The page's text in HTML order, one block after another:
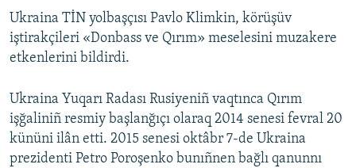
Ukraina TİN yolbaşçısı Pavlo Klimkin, körüşüv
iştirakçileri «Donbass ve Qırım» meselesini muzakere
etkenlerini bildirdi.
Ukraina Yuqarı Radası Rusiyeniñ vaqtınca Qırım
işğaliniñ resmiy başlanğıçı olaraq 2014 senesi fevral 20
kününi ilân etti. 2015 senesi oktâbr 7-de Ukraina
prezidenti Petro Poroşenko bunıñnen bağlı qanunnı